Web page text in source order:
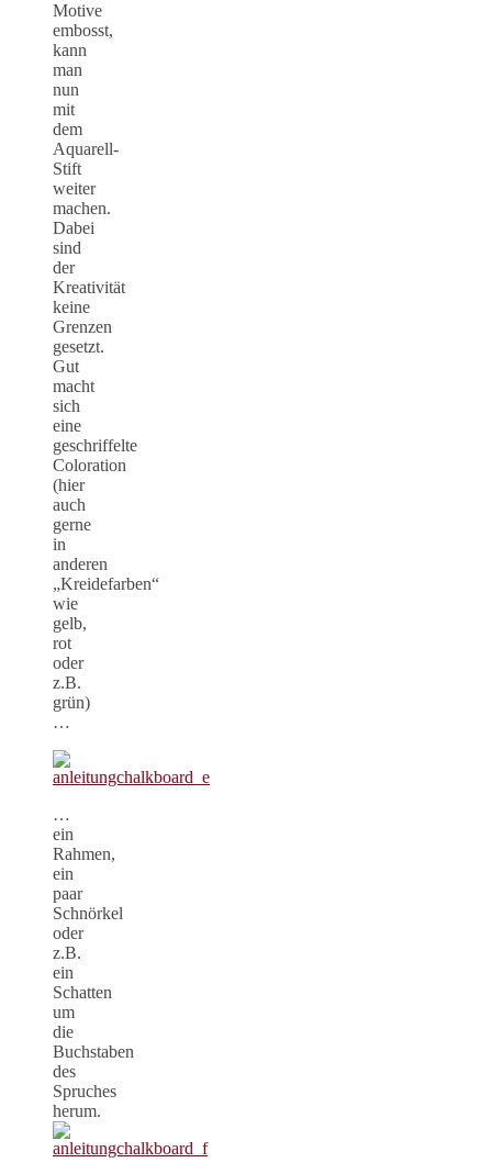
Motive
embosst,
kann
man
nun
mit
dem
Aquarell-
Stift
weiter
machen.
Dabei
sind
der
Kreativität
keine
Grenzen
gesetzt.
Gut
macht
sich
eine
geschriffelte
Coloration
(hier
auch
gerne
in
anderen
„Kreidefarben“
wie
gelb,
rot
oder
z.B.
grün)
…
…
ein
Rahmen,
ein
paar
Schnörkel
oder
z.B.
ein
Schatten
um
die
Buchstaben
des
Spruches
herum.